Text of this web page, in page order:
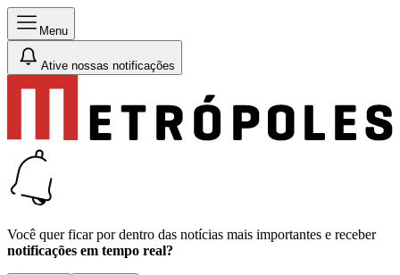
Menu
Ative nossas notificações
Você quer ficar por dentro das notícias mais importantes e receber
notificações em tempo real?